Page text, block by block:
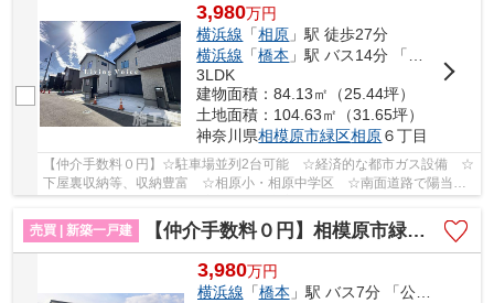
3,980万円
横浜線 「相原 」駅 徒歩27分
横浜線 「橋本 」駅 バス14分 「東原宿」 停歩9分
3LDK
建物面積：84.13㎡（25.44坪）
土地面積：104.63㎡（31.65坪）
神奈川県相模原市緑区相原６丁目
【仲介手数料０円】☆駐車場並列2台可能 ☆経済的な都市ガス設備 ☆
下屋裏収納等、収納豊富 ☆相原小・相原中学区 ☆南面道路で陽当り
売買 | 新築一戸建
【仲介手数料０円】相模原市緑区二本松3丁目 新築一戸建て 全5棟
3,980万円
横浜線 「橋本 」駅 バス7分 「公園前（相模原市緑区）」 停歩5分